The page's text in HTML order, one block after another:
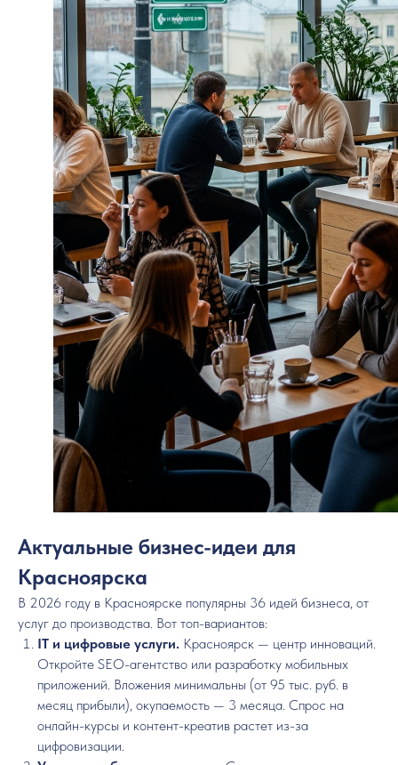
Актуальные бизнес-идеи для
Красноярска
В 2026 году в Красноярске популярны 36 идей бизнеса, от
услуг до производства. Вот топ-вариантов:
IT и цифровые услуги. Красноярск — центр инноваций.
Откройте SEO-агентство или разработку мобильных
приложений. Вложения минимальны (от 95 тыс. руб. в
месяц прибыли), окупаемость — 3 месяца. Спрос на
онлайн-курсы и контент-креатив растет из-за
цифровизации.